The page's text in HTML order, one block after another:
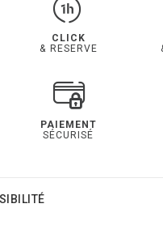
CLICK
& RESERVE
PAIEMENT
SÉCURISÉ